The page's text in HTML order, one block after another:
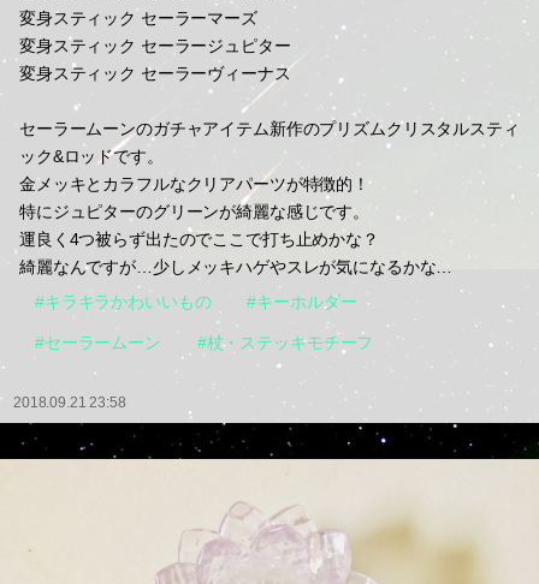
変身スティック セーラーマーズ
変身スティック セーラージュピター
変身スティック セーラーヴィーナス
セーラームーンのガチャアイテム新作のプリズムクリスタルスティ
ック&ロッドです。
金メッキとカラフルなクリアパーツが特徴的！
特にジュピターのグリーンが綺麗な感じです。
運良く4つ被らず出たのでここで打ち止めかな？
綺麗なんですが…少しメッキハゲやスレが気になるかな…
#キラキラかわいいもの
#キーホルダー
#セーラームーン #杖・ステッキモチーフ
2018.09.21 23:58